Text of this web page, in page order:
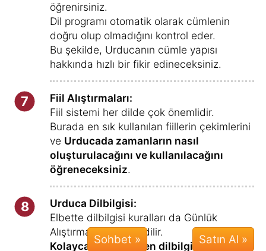
öğrenirsiniz.
Dil programı otomatik olarak cümlenin
doğru olup olmadığını kontrol eder.
Bu şekilde, Urducanın cümle yapısı
hakkında hızlı bir fikir edineceksiniz.
7
Fiil Alıştırmaları:
Fiil sistemi her dilde çok önemlidir.
Burada en sık kullanılan fiillerin çekimlerini
ve Urducada zamanların nasıl
oluşturulacağını ve kullanılacağını
öğreneceksiniz.
8
Urduca Dilbilgisi:
Elbette dilbilgisi kuralları da Günlük
Alıştırmalara dahil edilir.
Kolayca anlaşılabilen dilbilgisi
Sohbet »